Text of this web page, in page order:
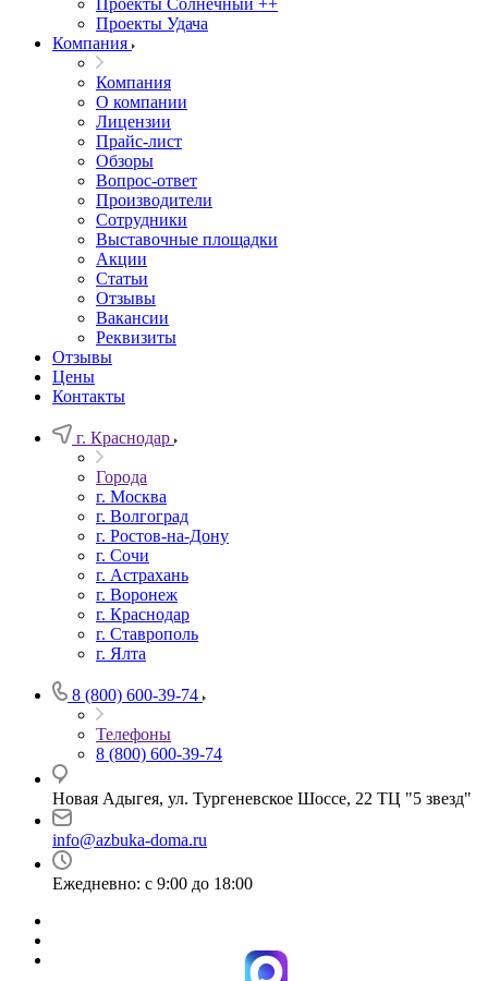
Проекты Солнечный ++
Проекты Удача
Компания
Компания
О компании
Лицензии
Прайс-лист
Обзоры
Вопрос-ответ
Производители
Сотрудники
Выставочные площадки
Акции
Статьи
Отзывы
Вакансии
Реквизиты
Отзывы
Цены
Контакты
г. Краснодар
Города
г. Москва
г. Волгоград
г. Ростов-на-Дону
г. Сочи
г. Астрахань
г. Воронеж
г. Краснодар
г. Ставрополь
г. Ялта
8 (800) 600-39-74
Телефоны
8 (800) 600-39-74
Новая Адыгея, ул. Тургеневское Шоссе, 22 ТЦ "5 звезд"
info@azbuka-doma.ru
Ежедневно: с 9:00 до 18:00